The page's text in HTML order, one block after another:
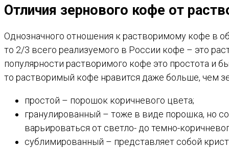
Отличия зернового кофе от
Однозначного отношения к растворимому кофе в
то 2/3 всего реализуемого в России кофе – это
популярности растворимого кофе это простота и
то растворимый кофе нравится даже больше, чем
простой – порошок коричневого цвета;
гранулированный – тоже в виде порошка, но
варьироваться от светло- до темно-
сублимированный – представляет собой